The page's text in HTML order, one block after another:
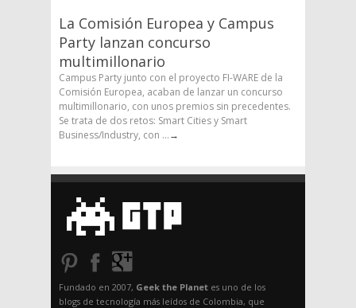
La Comisión Europea y Campus
Party lanzan concurso
multimillonario
Campus Party junto con el proyecto FI-WARE de la
Comisión Europea, acaban de lanzar un concurso
multimillonario, con unos premios sin precedentes.
Se trata de dos retos: Smart Cities y Smart
Business/Industry, con ...→
Fundado en 2007, Geek the Planet es uno de los
blogs de tecnología más leídos de Colombia, que